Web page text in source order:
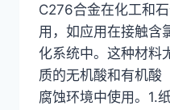
C276合金在化工和
用，如应用在接触含
化系统中。这种材料
质的无机酸和有机酸
腐蚀环境中使用。1.